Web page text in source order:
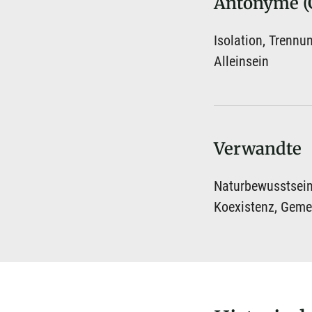
Isolation,
Alleinsein
Verwandte
Koexistenz,